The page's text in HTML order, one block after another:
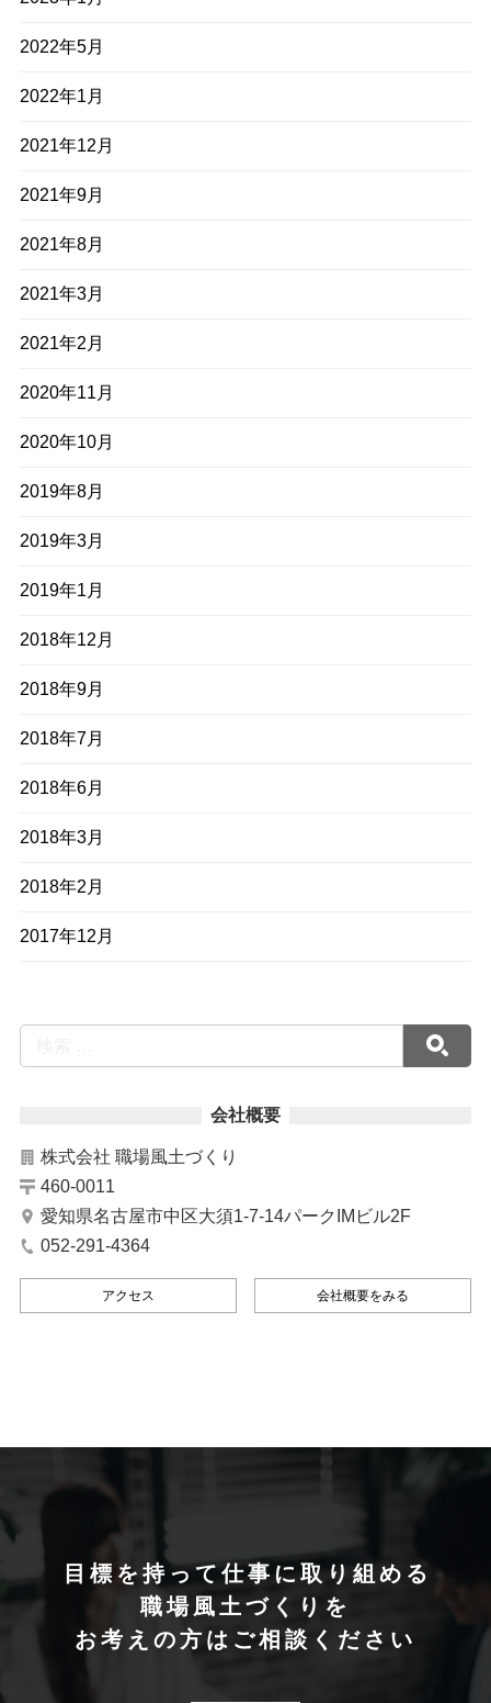
2022年5月
2022年1月
2021年12月
2021年9月
2021年8月
2021年3月
2021年2月
2020年11月
2020年10月
2019年8月
2019年3月
2019年1月
2018年12月
2018年9月
2018年7月
2018年6月
2018年3月
2018年2月
2017年12月
会社概要
株式会社 職場風土づくり
460-0011
愛知県名古屋市中区大須1-7-14パークIMビル2F
052-291-4364
アクセス 会社概要をみる
目標を持って仕事に取り組める
職場風土づくりを
お考えの方はご相談ください